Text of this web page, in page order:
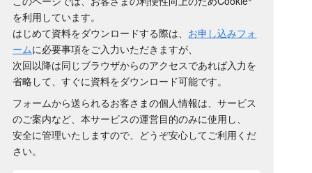
を利用しています。
はじめて資料をダウンロードする際は、 お申し込みフォ
ームに必要事項をご入力いただきますが、
次回以降は同じブラウザからのアクセスであれば入力を
省略して、すぐに資料をダウンロード可能です。
フォームから送られるお客さまの個人情報は、サービス
のご案内など、本サービスの運営目的のみに使用し、
安全に管理いたしますので、どうぞ安心してご利用くだ
さい。